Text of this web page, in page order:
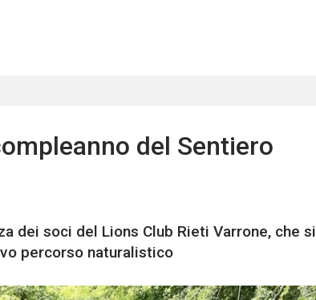
del Sentiero
dei soci del Lions Club Rieti Varrone, che si
percorso naturalistico